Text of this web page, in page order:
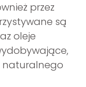
przez
są
oleje
naturalnego